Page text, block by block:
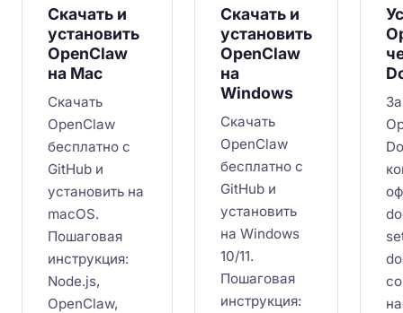
Скачать и
установить
OpenClaw
на Mac
Скачать
OpenClaw
бесплатно с
GitHub и
установить на
macOS.
Пошаговая
инструкция:
Node.js,
OpenClaw,
Скачать и
установить
OpenClaw
на
Windows
Скачать
OpenClaw
бесплатно с
GitHub и
установить
на Windows
10/11.
Пошаговая
инструкция: